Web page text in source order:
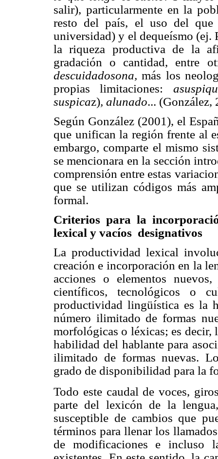
salir), particularmente en la
resto del país, el uso del
universidad) y el dequeísmo (ej.
la riqueza productiva de la
gradación o cantidad, entre
descuidadosona, más los
propias limitaciones:
suspicaz), alunado...
Según González (2001), el
que unifican la región frente al
embargo, comparte el mismo
se mencionara en la sección
comprensión entre estas
que se utilizan códigos más
formal.
Criterios para la
lexical y vacíos designativos
La productividad lexical
creación e incorporación en la
acciones o elementos
científicos, tecnológicos o
productividad lingüística es la
número ilimitado de formas
morfológicas o léxicas; es
habilidad del hablante para
ilimitado de formas nuevas.
grado de disponibilidad para la
Todo este caudal de voces,
parte del lexicón de la
susceptible de cambios que
términos para llenar los
de modificaciones e incluso